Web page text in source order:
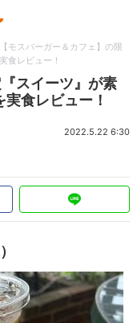
【モスバーガー＆カフェ】の限
食レビュー！
スイーツ』が素
食レビュー！
2022.5.22 6:30